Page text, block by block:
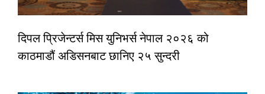
दिपल प्रिजेन्टर्स मिस युनिभर्स नेपाल २०२६ को
काठमाडौं अडिसनबाट छानिए २५ सुन्दरी